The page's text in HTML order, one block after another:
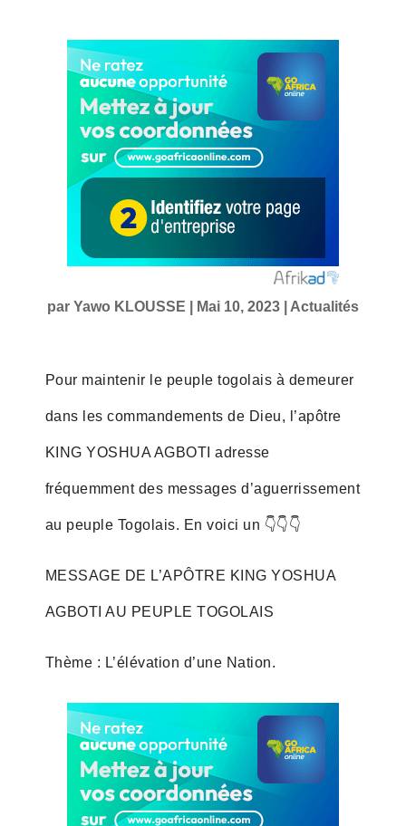
par Yawo KLOUSSE Mai 10, 2023| Actualités
Pour maintenir le peuple togolais à demeurer
dans les commandements de Dieu, l’apôtre
KING YOSHUA AGBOTI adresse
fréquemment des messages d’aguerrissement
au peuple Togolais. En voici un 👇👇👇
MESSAGE DE L’APÔTRE KING YOSHUA
AGBOTI AU PEUPLE TOGOLAIS
Thème : L’élévation d’une Nation.